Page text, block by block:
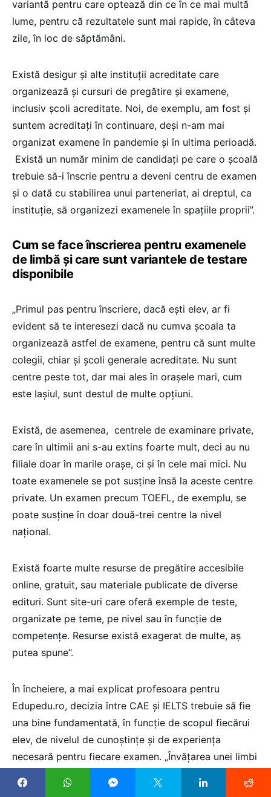
variantă pentru care optează din ce în ce mai multă
lume, pentru că rezultatele sunt mai rapide, în câteva
zile, în loc de săptămâni.
Există desigur și alte instituții acreditate care
organizează și cursuri de pregătire și examene,
inclusiv școli acreditate. Noi, de exemplu, am fost și
suntem acreditați în continuare, deși n-am mai
organizat examene în pandemie și în ultima perioadă.
Există un număr minim de candidați pe care o școală
trebuie să-i înscrie pentru a deveni centru de examen
și o dată cu stabilirea unui parteneriat, ai dreptul, ca
instituție, să organizezi examenele în spațiile proprii”.
Cum se face înscrierea pentru examenele
de limbă și care sunt variantele de testare
disponibile
„Primul pas pentru înscriere, dacă ești elev, ar fi
evident să te interesezi dacă nu cumva școala ta
organizează astfel de examene, pentru că sunt multe
colegii, chiar și școli generale acreditate. Nu sunt
centre peste tot, dar mai ales în orașele mari, cum
este Iașiul, sunt destul de multe opțiuni.
Există, de asemenea, centrele de examinare private,
care în ultimii ani s-au extins foarte mult, deci au nu
filiale doar în marile orașe, ci și în cele mai mici. Nu
toate examenele se pot susține însă la aceste centre
private. Un examen precum TOEFL, de exemplu, se
poate susține în doar două-trei centre la nivel
național.
Există foarte multe resurse de pregătire accesibile
online, gratuit, sau materiale publicate de diverse
edituri. Sunt site-uri care oferă exemple de teste,
organizate pe teme, pe nivel sau în funcție de
competențe. Resurse există exagerat de multe, aș
putea spune”.
În încheiere, a mai explicat profesoara pentru
Edupedu.ro, decizia între CAE și IELTS trebuie să fie
una bine fundamentată, în funcție de scopul fiecărui
elev, de nivelul de cunoștințe și de experiența
necesară pentru fiecare examen. „Învățarea unei limbi
să crești”, subliniază Cristina Mocanu. Elevii sunt